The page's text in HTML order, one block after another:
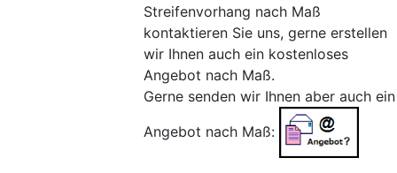
Streifenvorhang nach Maß
kontaktieren Sie uns, gerne erstellen
wir Ihnen auch ein kostenloses
Angebot nach Maß.
Gerne senden wir Ihnen aber auch ein
Angebot nach Maß: